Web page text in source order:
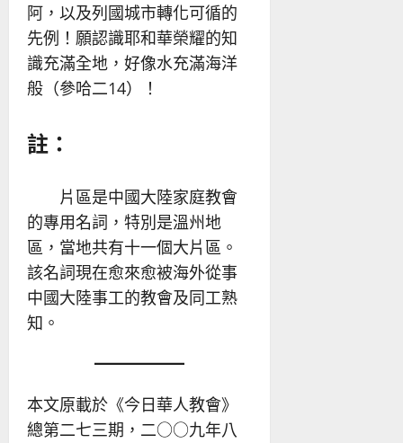
阿，以及列國城市轉化可循的
先例！願認識耶和華榮耀的知
識充滿全地，好像水充滿海洋
般（參哈二14）！
註：
片區是中國大陸家庭教會
的專用名詞，特別是溫州地
區，當地共有十一個大片區。
該名詞現在愈來愈被海外從事
中國大陸事工的教會及同工熟
知。
本文原載於《今日華人教會》
總第二七三期，二○○九年八